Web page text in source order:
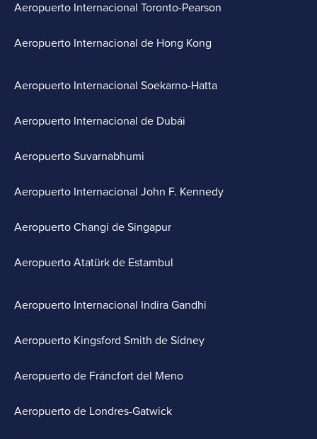
Aeropuerto Internacional Toronto-Pearson
Aeropuerto Internacional de Hong Kong
Aeropuerto Internacional Soekarno-Hatta
Aeropuerto Internacional de Dubái
Aeropuerto Suvarnabhumi
Aeropuerto Internacional John F. Kennedy
Aeropuerto Changi de Singapur
Aeropuerto Atatürk de Estambul
Aeropuerto Internacional Indira Gandhi
Aeropuerto Kingsford Smith de Sídney
Aeropuerto de Fráncfort del Meno
Aeropuerto de Londres-Gatwick